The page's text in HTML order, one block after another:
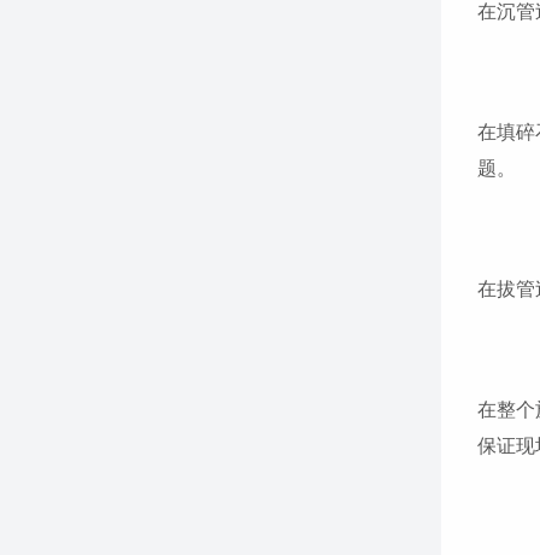
在沉管
在填碎
题。
在拔管
在整个
保证现